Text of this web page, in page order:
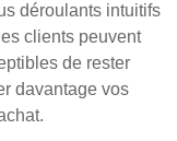
déroulants intuitifs
clients peuvent
de rester
davantage vos